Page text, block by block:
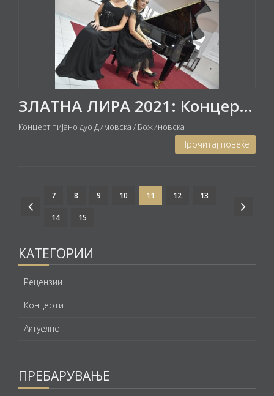
ЗЛАТНА ЛИРА 2021: Концерт на пијано дуо Билјана Димовска и Татјана Божиновска
Концерт пијано дуо Димовска / Божиновска
Прочитај повеќе
7 8 9 10 11 12 13
14 15
КАТЕГОРИИ
Рецензии
Концерти
Актуелно
ПРЕБАРУВАЊЕ